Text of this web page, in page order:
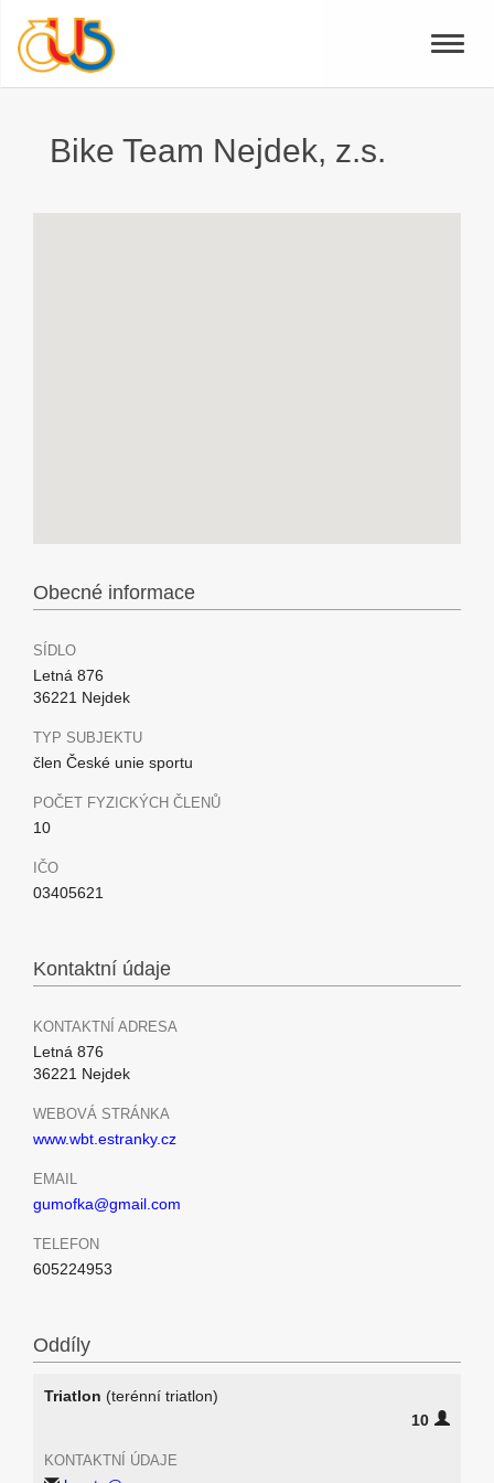
Toggle
Bike Team Nejdek, z.s.
Obecné informace
SÍDLO
Letná 876
36221 Nejdek
TYP SUBJEKTU
člen České unie sportu
POČET FYZICKÝCH ČLENŮ
10
IČO
03405621
Kontaktní údaje
KONTAKTNÍ ADRESA
Letná 876
36221 Nejdek
WEBOVÁ STRÁNKA
www.wbt.estranky.cz
EMAIL
gumofka@gmail.com
TELEFON
605224953
Oddíly
Triatlon (terénní triatlon)
10
KONTAKTNÍ ÚDAJE